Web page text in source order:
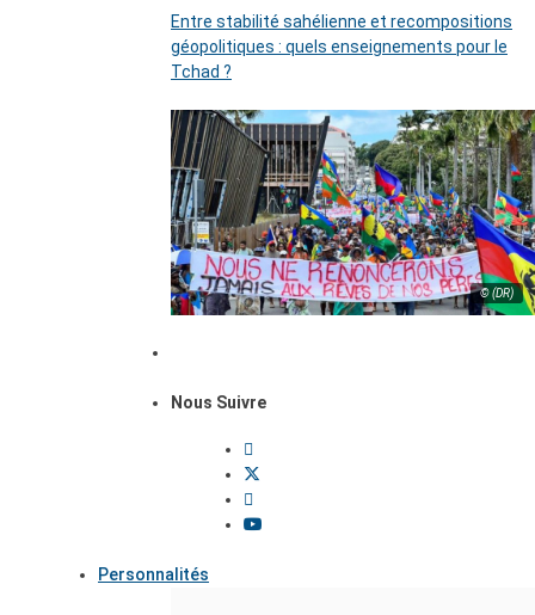
Entre stabilité sahélienne et recompositions
géopolitiques : quels enseignements pour le
Tchad ?
© (DR)
Nous Suivre
Personnalités